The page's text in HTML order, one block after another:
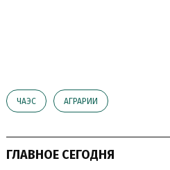
ЧАЭС АГРАРИИ
ГЛАВНОЕ СЕГОДНЯ